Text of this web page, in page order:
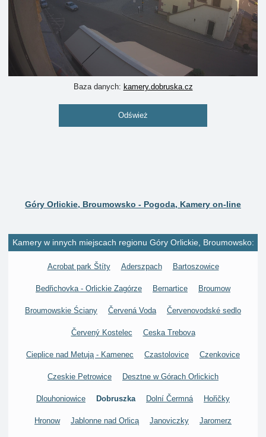
Baza danych: kamery.dobruska.cz
Odśwież
Góry Orlickie, Broumowsko - Pogoda, Kamery on-line
Kamery w innych miejscach regionu Góry Orlickie, Broumowsko:
Acrobat park Štíty Aderszpach Bartoszowice
Bedřichovka - Orlickie Zagórze Bernartice Broumow
Broumowskie Ściany Červená Voda Červenovodské sedlo
Červený Kostelec Ceska Trebova
Cieplice nad Metują - Kamenec Czastolovice Czenkovice
Czeskie Petrowice Desztne w Górach Orlickich
Dlouhoniowice Dobruszka Dolní Čermná Hořičky
Hronow Jablonne nad Orlicą Janoviczky Jaromerz